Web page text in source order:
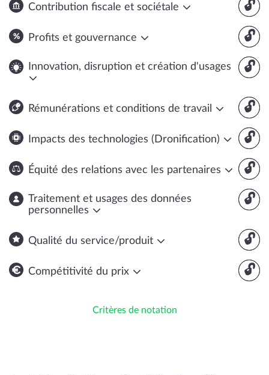
🔓
Contribution fiscale et sociétale
🔓
Profits et gouvernance
🔓
Innovation, disruption et création d'usages
🔓
Rémunérations et conditions de travail
🔓
Impacts des technologies (Dronification)
🔓
Équité des relations avec les partenaires
🔓
Traitement et usages des données
personnelles
🔓
Qualité du service/produit
🔓
Compétitivité du prix
Critères de notation